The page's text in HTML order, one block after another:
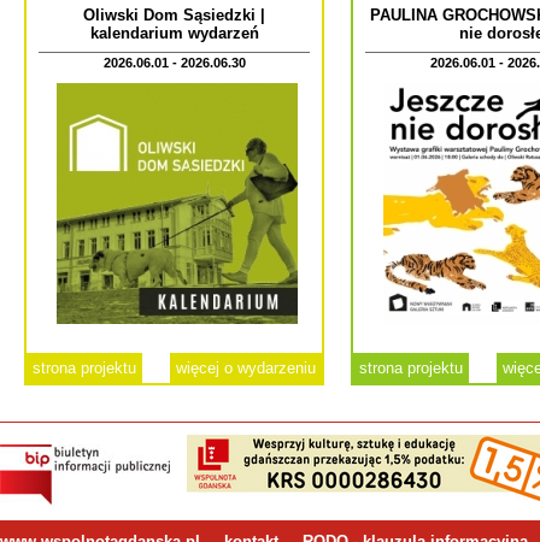
Oliwski Dom Sąsiedzki |
kalendarium wydarzeń
2026.06.01 - 2026.06.30
strona projektu więcej o wydarzeniu
PAULINA
nie
2026.06.01 -
strona projektu